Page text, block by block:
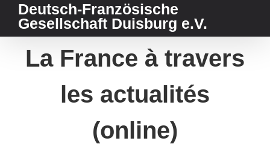
Deutsch-Französische
Gesellschaft Duisburg e.V.
La France à travers
les actualités
(online)